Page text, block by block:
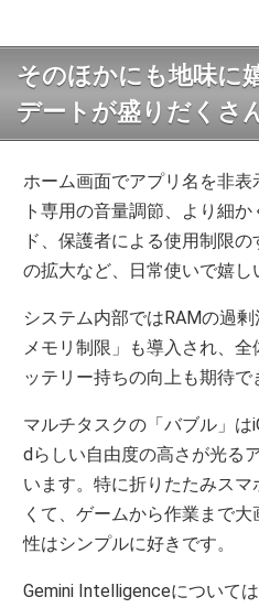
そのほかにも地味に
デートが盛りだくさ
ホーム画面でアプリ名を非
ト専用の音量調節、より細
ド、保護者による使用制限
の拡大など、日常使いで嬉し
システム内部ではRAMの過
メモリ制限」も導入され、
ッテリー持ちの向上も期待で
マルチタスクの「バブル」は
dらしい自由度の高さが光る
います。特に折りたたみス
くて、ゲームから作業まで
性はシンプルに好きです。
Gemini Intelligenceについて